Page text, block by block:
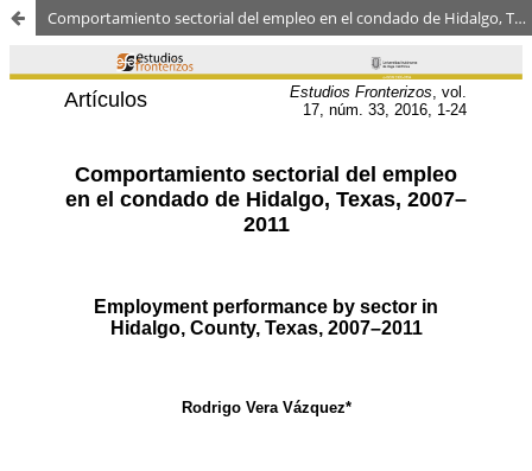
Comportamiento sectorial del empleo en el condado de Hidalgo, Texas, 2007–2011